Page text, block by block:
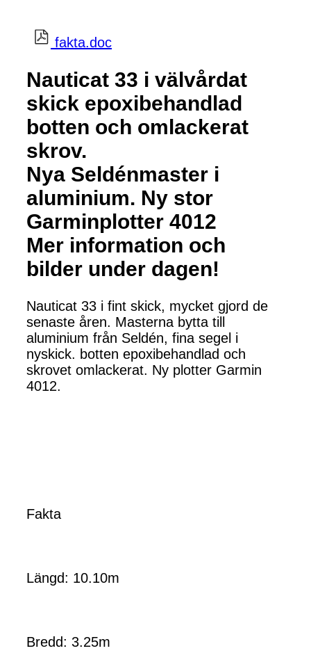
fakta.doc
Nauticat 33 i välvårdat
skick epoxibehandlad
botten och omlackerat
skrov.
Nya Seldénmaster i
aluminium. Ny stor
Garminplotter 4012
Mer information och
bilder under dagen!
Nauticat 33 i fint skick, mycket gjord de
senaste åren. Masterna bytta till
aluminium från Seldén, fina segel i
nyskick. botten epoxibehandlad och
skrovet omlackerat. Ny plotter Garmin
4012.
Fakta
Längd: 10.10m
Bredd: 3.25m